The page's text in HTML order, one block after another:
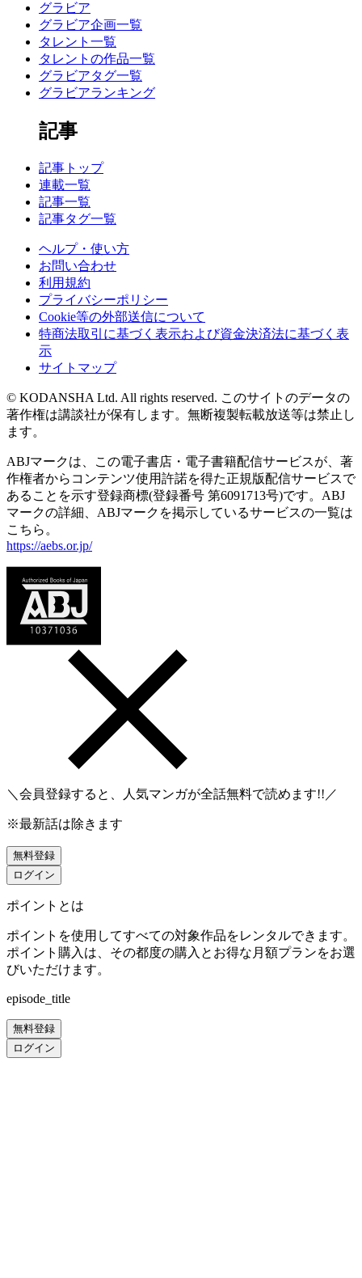
グラビア
グラビア企画一覧
タレント一覧
タレントの作品一覧
グラビアタグ一覧
グラビアランキング
記事
記事トップ
連載一覧
記事一覧
記事タグ一覧
ヘルプ・使い方
お問い合わせ
利用規約
プライバシーポリシー
Cookie等の外部送信について
特商法取引に基づく表示および資金決済法に基づく表
示
サイトマップ
© KODANSHA Ltd. All rights reserved. このサイトのデータの
著作権は講談社が保有します。無断複製転載放送等は禁止し
ます。
ABJマークは、この電子書店・電子書籍配信サービスが、著
作権者からコンテンツ使用許諾を得た正規版配信サービスで
あることを示す登録商標(登録番号 第6091713号)です。ABJ
マークの詳細、ABJマークを掲示しているサービスの一覧は
こちら。
https://aebs.or.jp/
＼会員登録すると、人気マンガが全話無料で読めます!!／
※最新話は除きます
無料登録
ログイン
ポイントとは
ポイントを使用してすべての対象作品をレンタルできます。
ポイント購入は、その都度の購入とお得な月額プランをお選
びいただけます。
episode_title
無料登録
ログイン